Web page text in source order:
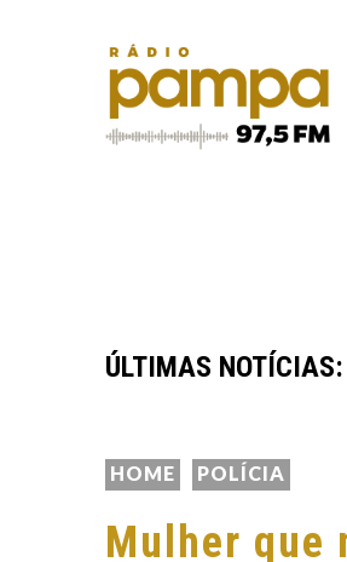
ÚLTIMAS NOTÍCIAS:
2026: INOVAÇÃO, NEGÓCIOS E
HOME POLÍCIA
Mulher que